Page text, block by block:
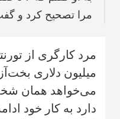
مرا تصحیح کرد و گفت این ۶۸
میلیون دلاری
می‌خواهد همان
دارد به کار خود